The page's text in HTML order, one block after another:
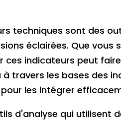
techniques sont des
éclairées. Que
indicateurs peut
travers les bases des
les intégrer
d'analyse qui utilisent